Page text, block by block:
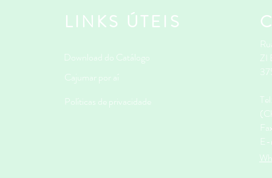
LINKS ÚTEIS
Download do Catálogo
Cajumar por aí
Políticas de privacidade
ZI